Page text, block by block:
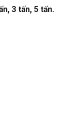
3 tấn, 5 tấn.